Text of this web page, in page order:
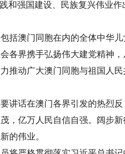
和强国建设、民族复兴伟业作
括澳门同胞在内的全体中华儿
各界携手弘扬伟大建党精神，
推动广大澳门同胞与祖国人民
话在澳门各界引发的热烈反
，亿万人民自信自强。阔步新
的伟业。